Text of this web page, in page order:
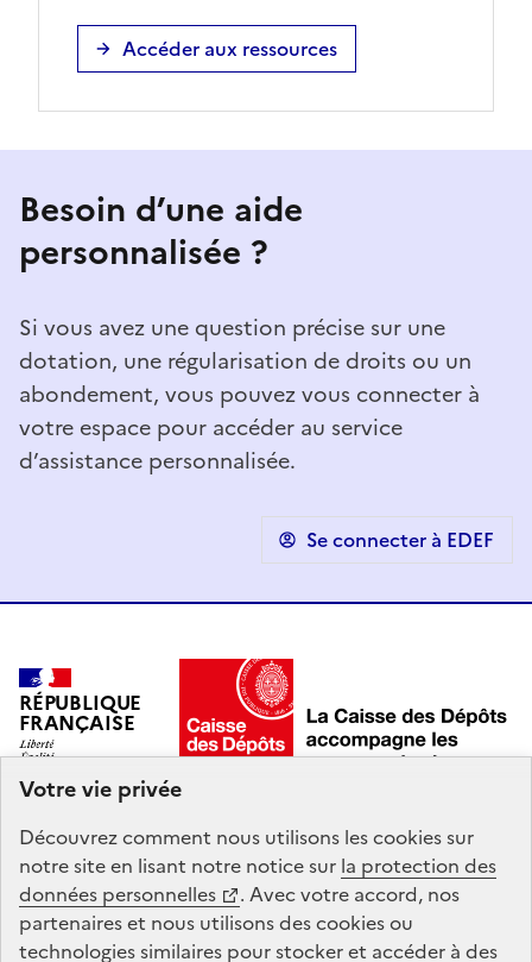
Votre vie privée
Découvrez comment nous utilisons lescookiessur
notre site en lisant notre notice sur la protection des
données personnelles
. Avec votre accord, nos
partenaires et nous utilisons descookiesou
technologies similaires pour stocker et accéder à des
Accéder aux ressources
Besoin d’une aide
personnalisée ?
Si vous avez une question précise sur une
dotation, une régularisation de droits ou un
abondement, vous pouvez vous connecter à
votre espace pour accéder au service
d’assistance personnalisée.
Se connecter à EDEF
RÉPUBLIQUE
FRANÇAISE
Mon hub de données Agora est un service intégré à
Mon Compte Formation, mandaté par leministère du
Travail et des Solidarités
.